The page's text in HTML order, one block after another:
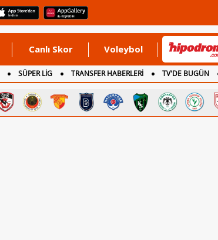
Canlı Skor Voleybol
SÜPER LİG TRANSFER HABERLERİ TV'DE BUGÜN